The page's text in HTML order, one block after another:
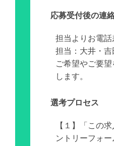
応募受付後の連
担当よりお電話
担当：大井・吉
ご希望やご要
します。
選考プロセス
【１】「この
ントリーフォ